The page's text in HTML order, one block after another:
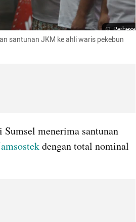
Perbesar
santunan JKM ke ahli waris pekebun
menerima santunan
dengan total nominal